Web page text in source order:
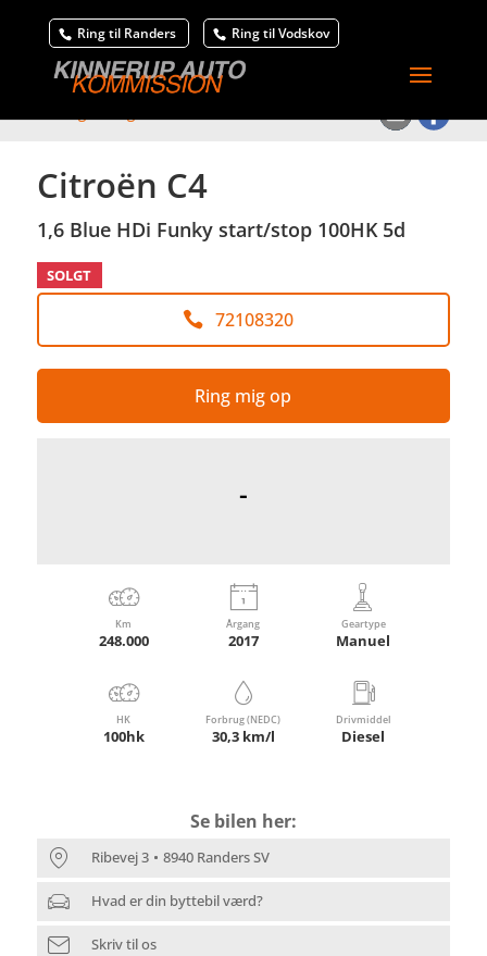
Ring til Randers Ring til Vodskov
Citroën C4
1,6 Blue HDi Funky start/stop 100HK 5d
SOLGT
72108320
Ring mig op
-
Km
248.000
Årgang
2017
Geartype
Manuel
HK
100hk
Forbrug (NEDC)
30,3 km/l
Drivmiddel
Diesel
Se bilen her:
Ribevej 3 8940 Randers SV
Hvad er din byttebil værd?
Skriv til os